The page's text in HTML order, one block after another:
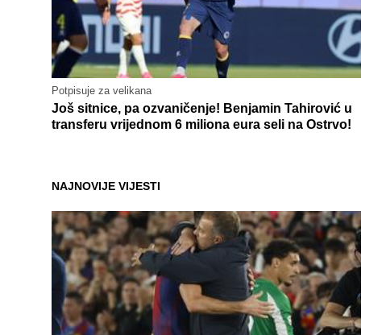
Potpisuje za velikana
Još sitnice, pa ozvaničenje! Benjamin Tahirović u
transferu vrijednom 6 miliona eura seli na Ostrvo!
NAJNOVIJE VIJESTI